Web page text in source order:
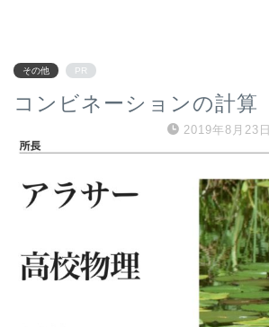
その他 PR
コンビネーションの計算
2019年8月23日